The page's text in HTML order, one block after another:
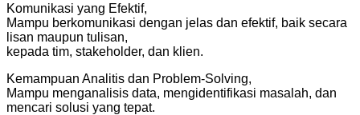
Komunikasi yang Efektif,
Mampu berkomunikasi dengan jelas dan efektif, baik secara
lisan maupun tulisan,
kepada tim, stakeholder, dan klien.
Kemampuan Analitis dan Problem-Solving,
Mampu menganalisis data, mengidentifikasi masalah, dan
mencari solusi yang tepat.